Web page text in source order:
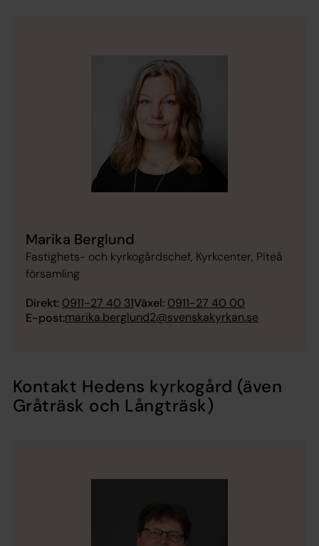
Marika Berglund
Fastighets- och kyrkogårdschef, Kyrkcenter, Piteå
församling
Direkt: 0911-27 40 31Växel: 0911-27 40 00
E-post:marika.berglund2@svenskakyrkan.se
Kontakt Hedens kyrkogård (även
Gråträsk och Långträsk)